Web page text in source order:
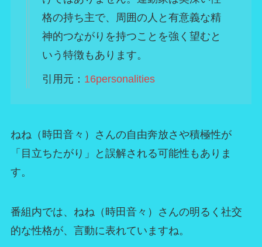
格の持ち主で、周囲の人と有意義な精
神的つながりを持つことを強く望むと
いう特徴もあります。
引用元： 16personalities
ねね（時田音々）さんの自由奔放さや積極性が
「目立ちたがり」と誤解される可能性もありま
す。
番組内では、ねね（時田音々）さんの明るく社交
的な性格が、言動に表れていますね。